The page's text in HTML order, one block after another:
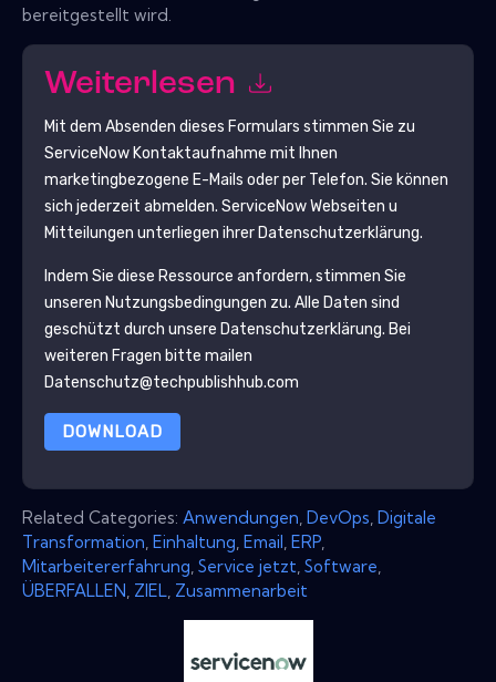
bereitgestellt wird.
Weiterlesen
Mit dem Absenden dieses Formulars stimmen Sie zu
ServiceNowKontaktaufnahme mit Ihnen
marketingbezogene E-Mails oder per Telefon. Sie können
sich jederzeit abmelden. ServiceNowWebseiten u
Mitteilungen unterliegen ihrer Datenschutzerklärung.
Indem Sie diese Ressource anfordern, stimmen Sie
unseren Nutzungsbedingungen zu. Alle Daten sind
geschützt durch unsere Datenschutzerklärung. Bei
weiteren Fragen bitte mailen
Datenschutz@techpublishhub.com
DOWNLOAD
Related Categories: Anwendungen DevOps Digitale
Transformation Einhaltung Email ERP
Mitarbeitererfahrung Service jetzt Software
ÜBERFALLEN ZIEL Zusammenarbeit